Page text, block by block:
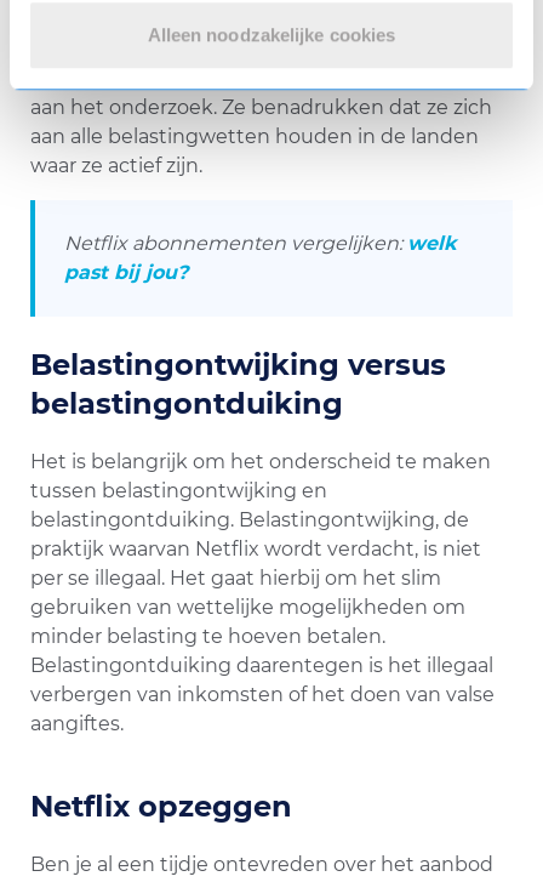
Alleen noodzakelijke cookies
verklaring gegeven over de invallen. Het bedrijf
aan het onderzoek. Ze benadrukken dat ze zich
aan alle belastingwetten houden in de landen
waar ze actief zijn.
Netflix abonnementen vergelijken: welk
past bij jou?
Belastingontwijking versus
belastingontduiking
Het is belangrijk om het onderscheid te maken
tussen belastingontwijking en
belastingontduiking. Belastingontwijking, de
praktijk waarvan Netflix wordt verdacht, is niet
per se illegaal. Het gaat hierbij om het slim
gebruiken van wettelijke mogelijkheden om
minder belasting te hoeven betalen.
Belastingontduiking daarentegen is het illegaal
verbergen van inkomsten of het doen van valse
aangiftes.
Netflix opzeggen
Ben je al een tijdje ontevreden over het aanbod